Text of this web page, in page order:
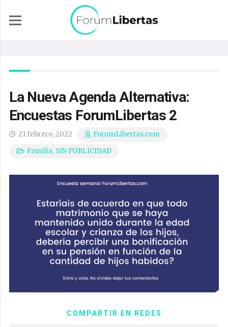
La Nueva Agenda Alternativa:
Encuestas ForumLibertas 2
21 febrero, 2022
ForumLibertas.com
Familia, SIN PUBLICIDAD
COMPARTIR EN REDES